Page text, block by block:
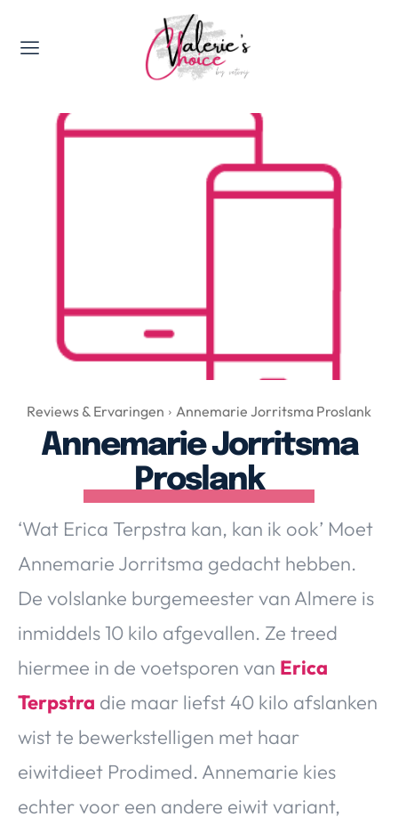
Valerie's Topics
Food & Drinks
Happyness & Opmerkelijk
Lifestyle, Sport & Duurzaamheid
Huis & Tuin
Nieuws & Media
Over Valerie
Over Valerie
De Top 5
VALERIE'S CHOICE
Food & Drinks Health & Beauty Gadgets
Huis & Tuin
Travel
Lifestyle
Reviews & Ervaringen Annemarie Jorritsma Proslank
Annemarie Jorritsma
Proslank
‘Wat Erica Terpstra kan, kan ik ook’ Moet
Annemarie Jorritsma gedacht hebben.
De volslanke burgemeester van Almere is
inmiddels 10 kilo afgevallen. Ze treed
hiermee in de voetsporen van Erica
Terpstra die maar liefst 40 kilo afslanken
wist te bewerkstelligen met haar
eiwitdieet Prodimed. Annemarie kies
echter voor een andere eiwit variant,